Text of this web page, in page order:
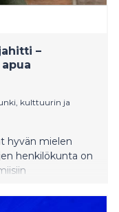
–
kulttuurin ja
hyvän mielen
henkilökunta on